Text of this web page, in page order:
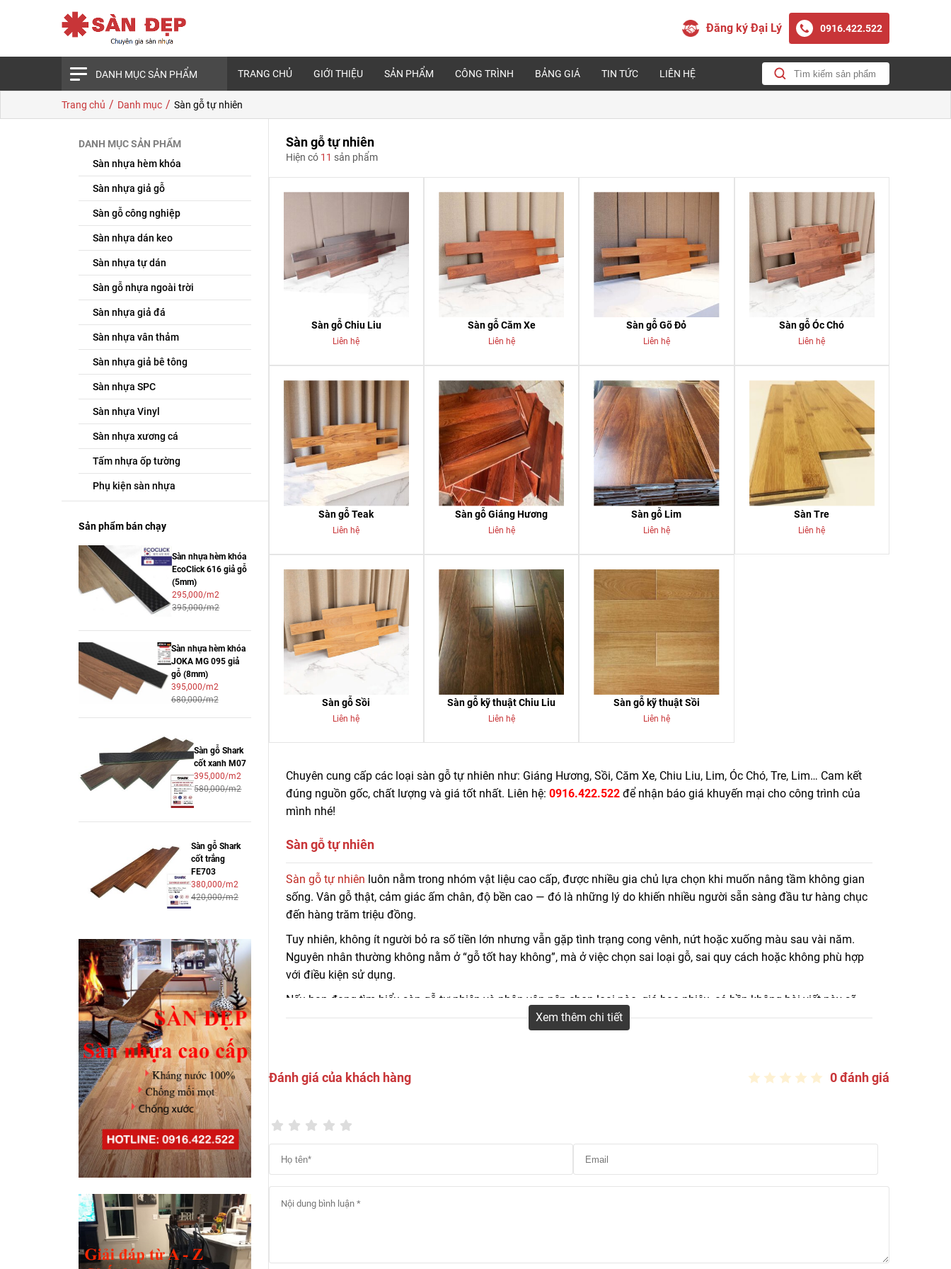
Đăng ký Đại Lý 0916.422.522
DANH MỤC SẢN PHẨM TRANG CHỦ GIỚI THIỆU SẢN PHẨM CÔNG TRÌNH BẢNG GIÁ TIN TỨC LIÊN HỆ
Trang chủ / Danh mục / Sàn gỗ tự nhiên
DANH MỤC SẢN PHẨM
Sàn nhựa hèm khóa
Sàn nhựa giả gỗ
Sàn gỗ công nghiệp
Sàn nhựa dán keo
Sàn nhựa tự dán
Sàn gỗ nhựa ngoài trời
Sàn nhựa giả đá
Sàn nhựa vân thảm
Sàn nhựa giả bê tông
Sàn nhựa SPC
Sàn nhựa Vinyl
Sàn nhựa xương cá
Tấm nhựa ốp tường
Phụ kiện sàn nhựa
Sản phẩm bán chạy
Sàn nhựa hèm khóa
EcoClick 616 giả gỗ
(5mm)
295,000/m2
395,000/m2
Sàn nhựa hèm khóa
JOKA MG 095 giả
gỗ (8mm)
395,000/m2
680,000/m2
Sàn gỗ Shark
cốt xanh M07
395,000/m2
580,000/m2
Sàn gỗ Shark
cốt trắng
FE703
380,000/m2
420,000/m2
Sàn gỗ tự nhiên
Hiện có 11 sản phẩm
Sàn gỗ Chiu Liu
Liên hệ
Sàn gỗ Căm Xe
Liên hệ
Sàn gỗ Gõ Đỏ
Liên hệ
Sàn gỗ Óc Chó
Liên hệ
Sàn gỗ Teak
Liên hệ
Sàn gỗ Giáng Hương
Liên hệ
Sàn gỗ Lim
Liên hệ
Sàn Tre
Liên hệ
Sàn gỗ Sồi
Liên hệ
Sàn gỗ kỹ thuật Chiu Liu
Liên hệ
Sàn gỗ kỹ thuật Sồi
Liên hệ
Chuyên cung cấp các loại sàn gỗ tự nhiên như: Giáng Hương, Sồi, Căm Xe, Chiu Liu, Lim, Óc Chó, Tre, Lim… Cam kết
đúng nguồn gốc, chất lượng và giá tốt nhất. Liên hệ: 0916.422.522để nhận báo giá khuyến mại cho công trình của
mình nhé!
Sàn gỗ tự nhiên
Chuyên cung cấp các loại sàn gỗ tự nhiên như: Giáng Hương, Sồi, Căm Xe, Chiu Liu, Lim, Óc Chó, Tre, Lim... Cam kết đúng nguồn
gốc, chất lượng và giá tốt nhất. Liên hệ:0916.422.522để nhận báo giá khuyến mại cho công trình của mình nhé!
Sàn gỗ tự nhiên luôn nằm trong nhóm vật liệu cao cấp, được nhiều gia chủ lựa chọn khi muốn nâng tầm không gian
sống. Vân gỗ thật, cảm giác ấm chân, độ bền cao — đó là những lý do khiến nhiều người sẵn sàng đầu tư hàng chục
đến hàng trăm triệu đồng.
Tuy nhiên, không ít người bỏ ra số tiền lớn nhưng vẫn gặp tình trạng cong vênh, nứt hoặc xuống màu sau vài năm.
Nguyên nhân thường không nằm ở “gỗ tốt hay không”, mà ở việc chọn sai loại gỗ, sai quy cách hoặc không phù hợp
với điều kiện sử dụng.
Nếu bạn đang tìm hiểu sàn gỗ tự nhiên và phân vân nên chọn loại nào, giá bao nhiêu, có bền không bài viết này sẽ
giúp bạn hiểu rõ trước khi quyết định.
Xem thêm chi tiết
Đánh giá của khách hàng 0 đánh giá